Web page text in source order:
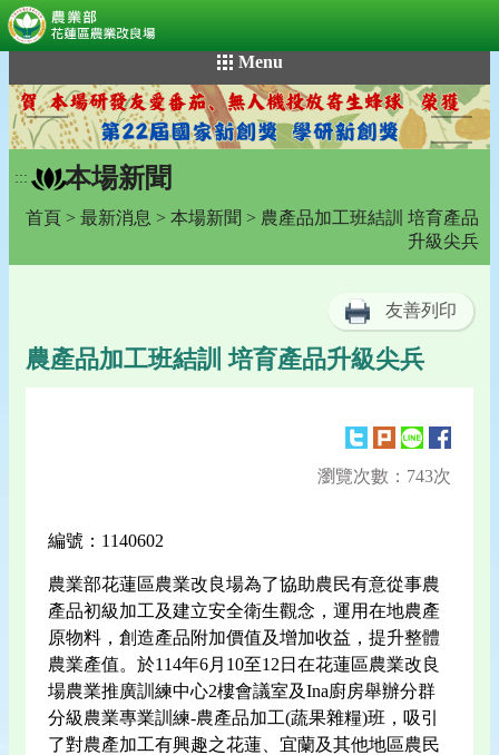
到
主
要
內
容
Menu
::: 本場新聞
首頁 > 最新消息 > 本場新聞 > 農產品加工班結訓 培育產品
升級尖兵
友善列印
農產品加工班結訓 培育產品升級尖兵
瀏覽次數：743次
編號：1140602
農業部花蓮區農業改良場為了協助農民有意從事農
產品初級加工及建立安全衛生觀念，運用在地農產
原物料，創造產品附加價值及增加收益，提升整體
農業產值。於114年6月10至12日在花蓮區農業改良
場農業推廣訓練中心2樓會議室及Ina廚房舉辦分群
分級農業專業訓練-農產品加工(蔬果雜糧)班，吸引
了對農產加工有興趣之花蓮、宜蘭及其他地區農民